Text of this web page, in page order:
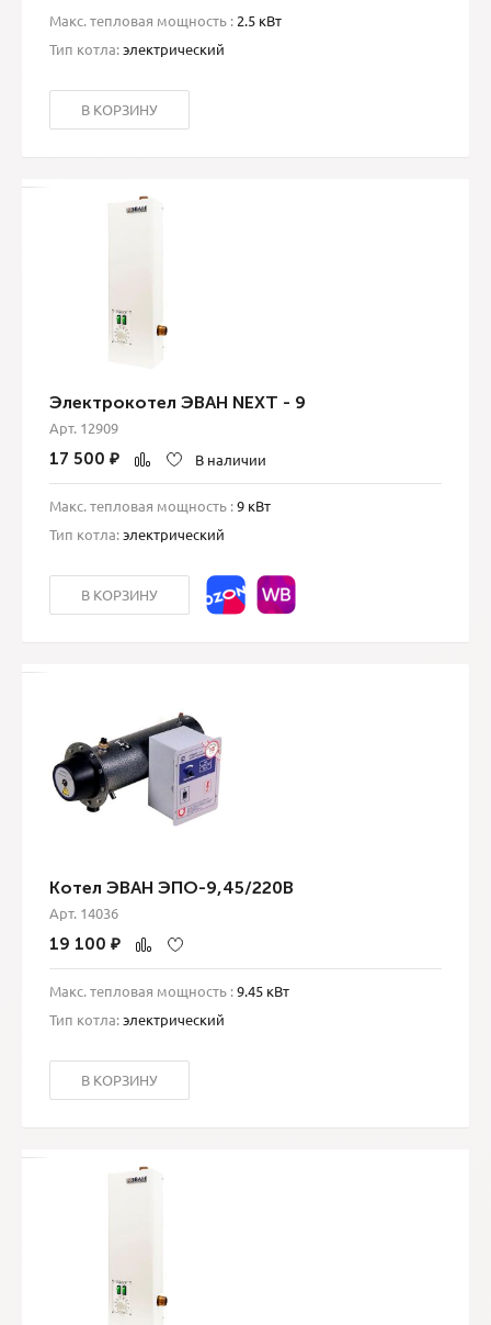
Макс. тепловая мощность : 2.5 кВт
Тип котла:электрический
В КОРЗИНУ
Электрокотел ЭВАН NEXT - 9
Арт. 12909
17 500 ₽ В наличии
Макс. тепловая мощность :9 кВт
Тип котла:электрический
В КОРЗИНУ
Котел ЭВАН ЭПО-9,45/220В
Арт. 14036
19 100 ₽
Макс. тепловая мощность :9.45 кВт
Тип котла:электрический
В КОРЗИНУ